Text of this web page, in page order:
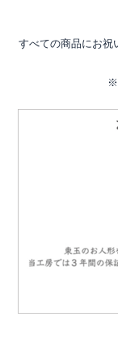
すべての商品にお祝
※